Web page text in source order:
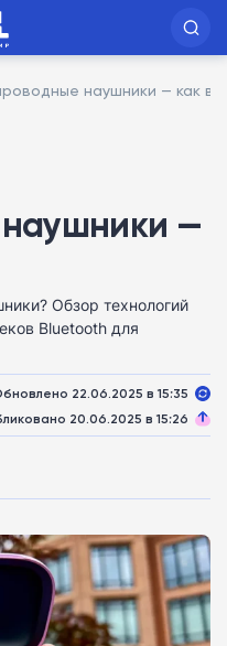
наушники — как
—
Обзор технологий
Bluetooth для
22.06.2025 в 15:35
20.06.2025 в 15:26